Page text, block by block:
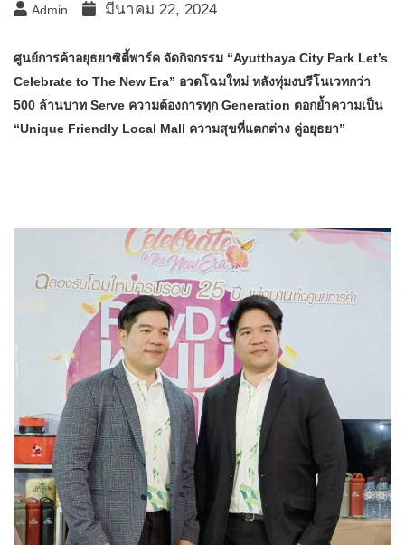
Admin มีนาคม 22, 2024
ศูนย์การค้าอยุธยาซิตี้พาร์ค จัดกิจกรรม “Ayutthaya City Park Let’s
Celebrate to The New Era” อวดโฉมใหม่ หลังทุ่มงบรีโนเวทกว่า
500 ล้านบาท Serve ความต้องการทุก Generation ตอกย้ำความเป็น
“Unique Friendly Local Mall ความสุขที่แตกต่าง คู่อยุธยา”